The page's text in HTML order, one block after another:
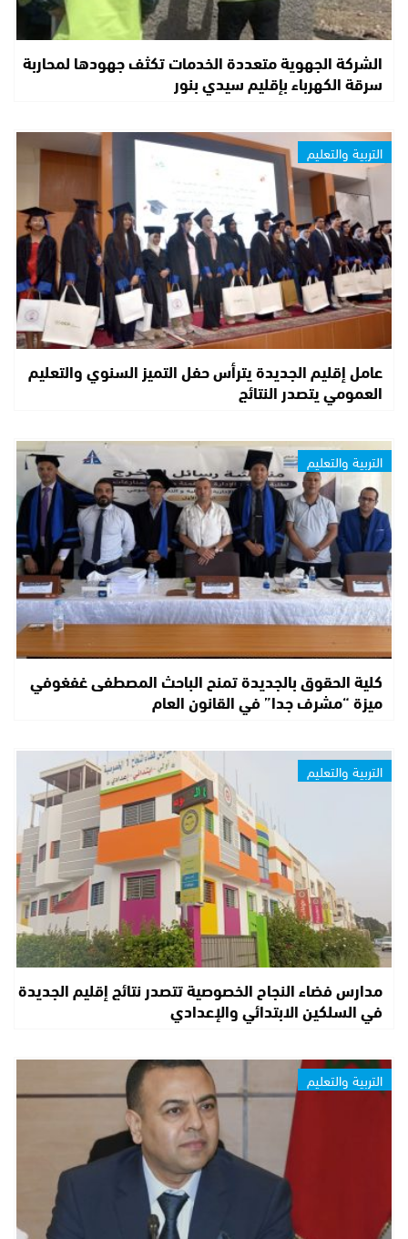
الشركة الجهوية متعددة الخدمات تكثف جهودها لمحاربة
سرقة الكهرباء بإقليم سيدي بنور
التربية والتعليم
عامل إقليم الجديدة يترأس حفل التميز السنوي والتعليم
العمومي يتصدر النتائج
التربية والتعليم
كلية الحقوق بالجديدة تمنح الباحث المصطفى غفغوفي
ميزة “مشرف جدا” في القانون العام
التربية والتعليم
مدارس فضاء النجاح الخصوصية تتصدر نتائج إقليم الجديدة
في السلكين الابتدائي والإعدادي
التربية والتعليم